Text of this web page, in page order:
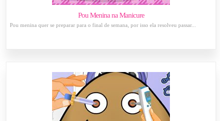
Pou Menina na Manicure
Pou menina quer se preparar para o final de semana, por isso ela resolveu passar...